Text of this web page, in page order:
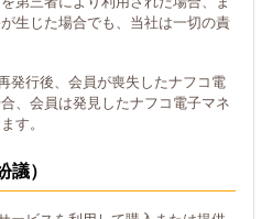
生じた場合でも、当社は一切の責
発行後、会員が喪失したナフコ電
、会員は発見したナフコ電子マネ
す。
）